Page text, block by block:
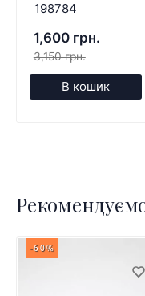
198784
1,600 грн.
3,150 грн.
В кошик
-60%